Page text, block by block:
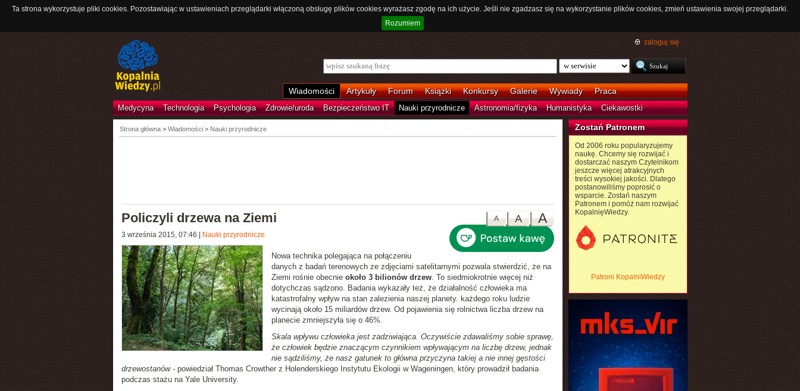
Ta strona wykorzystuje pliki cookies. Pozostawiając w ustawieniach przeglądarki włączoną obsługę plików cookies wyrażasz zgodę na ich użycie. Jeśli nie zgadzasz się na wykorzystanie plików cookies, zmień ustawienia swojej przeglądarki.
Rozumiem
zaloguj się
Wiadomości Artykuły Forum Książki Konkursy Galerie Wywiady Praca
Medycyna Technologia Psychologia Zdrowie/uroda Bezpieczeństwo IT Nauki przyrodnicze Astronomia/fizyka Humanistyka Ciekawostki
Strona główna> Wiadomości > Nauki przyrodnicze
A
A
A
Policzyli drzewa na Ziemi
3 września 2015, 07:46 Nauki przyrodnicze
Nowa technika polegająca na połączeniu
danych z badań terenowych ze zdjęciami satelitarnymi pozwala stwierdzić, że na
Ziemi rośnie obecnie około 3 bilionów drzew. To siedmiokrotnie więcej niż
dotychczas sądzono. Badania wykazały też, że działalność człowieka ma
katastrofalny wpływ na stan zalezienia naszej planety. każdego roku ludzie
wycinają około 15 miliardów drzew. Od pojawienia się rolnictwa liczba drzew na
planecie zmniejszyła się o 46%.
Skala wpływu człowieka jest zadziwiająca. Oczywiście zdawaliśmy sobie sprawę,
że człowiek będzie znaczącym czynnikiem wpływającym na liczbę drzew, jednak
nie sądziliśmy, że nasz gatunek to główna przyczyna takiej a nie innej gęstości
drzewostanów- powiedział Thomas Crowther z Holenderskiego Instytutu Ekologii w Wageningen, który prowadził badania
podczas stażu na Yale University.
Zostań Patronem
Od 2006 roku popularyzujemy
naukę. Chcemy się rozwijać i
dostarczać naszym Czytelnikom
jeszcze więcej atrakcyjnych
treści wysokiej jakości. Dlatego
postanowiliśmy poprosić o
wsparcie. Zostań naszym
Patronem i pomóż nam rozwijać
KopalnięWiedzy.
Patroni KopalniWiedzy